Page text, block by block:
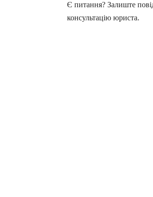
Є питання? Залиште
консультацію юриста.